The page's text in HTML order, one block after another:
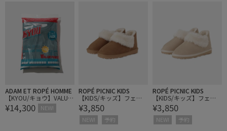
ADAM ET ROPÉ HOMME
【KYOU/キョウ】VALUT
EE.02 Long Sleeve Comf
ort Pack-Tees
¥14,300 NEW!
ROPÉ PICNIC KIDS
【KIDS/キッズ】フェイ
クムートンショートブー
ツ
¥3,850
NEW! 予約
ROPÉ PICNIC KIDS
【KIDS/キッズ】フェイ
クムートンショートブー
ツ
¥3,850
NEW! 予約